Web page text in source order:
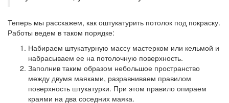
Теперь мы расскажем, как оштукатурить потолок под покраску.
Работы ведем в таком порядке:
Набираем штукатурную массу мастерком или кельмой и
набрасываем ее на потолочную поверхность.
Заполнив таким образом небольшое пространство
между двумя маяками, разравниваем правилом
поверхность штукатурки. При этом правило опираем
краями на два соседних маяка.